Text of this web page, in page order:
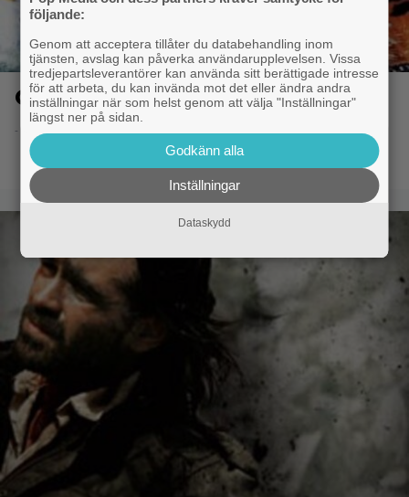
On a Clear Day
- 8.6.2014 20:50
följande:
Genom att acceptera tillåter du databehandling inom
tjänsten, avslag kan påverka användarupplevelsen. Vissa
tredjepartsleverantörer kan använda sitt berättigade intresse
för att arbeta, du kan invända mot det eller ändra andra
inställningar när som helst genom att välja "Inställningar"
längst ner på sidan.
Godkänn alla
Inställningar
Dataskydd